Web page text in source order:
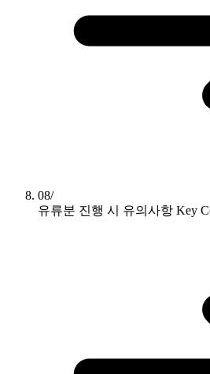
08/
유류분 진행 시 유의사항 Key